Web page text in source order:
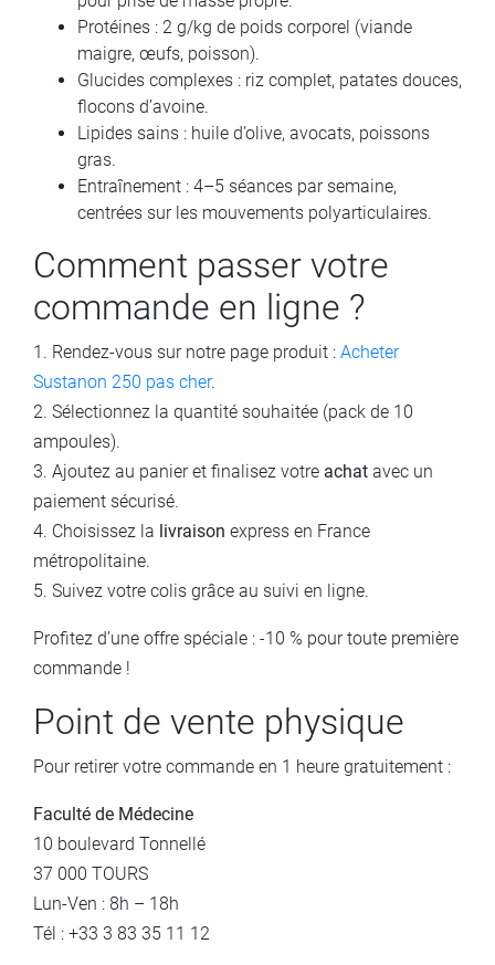
Protéines : 2 g/kg de poids corporel (viande
maigre, œufs, poisson).
Glucides complexes : riz complet, patates douces,
flocons d’avoine.
Lipides sains : huile d’olive, avocats, poissons
gras.
Entraînement : 4–5 séances par semaine,
centrées sur les mouvements polyarticulaires.
Comment passer votre
commande en ligne ?
1. Rendez-vous sur notre page produit : Acheter
Sustanon 250 pas cher.
2. Sélectionnez la quantité souhaitée (pack de 10
ampoules).
3. Ajoutez au panier et finalisez votre achat avec un
paiement sécurisé.
4. Choisissez la livraison express en France
métropolitaine.
5. Suivez votre colis grâce au suivi en ligne.
Profitez d’une offre spéciale : -10 % pour toute première
commande !
Point de vente physique
Pour retirer votre commande en 1 heure gratuitement :
Faculté de Médecine
10 boulevard Tonnellé
37 000 TOURS
Lun-Ven : 8h – 18h
Tél : +33 3 83 35 11 12